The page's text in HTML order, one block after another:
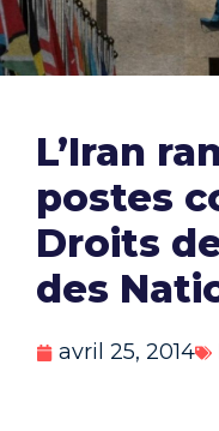
L’Iran
postes
Droits
des
avril 25, 2014